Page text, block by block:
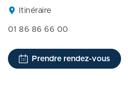
Itinéraire
01 86 86 66 00
Prendre rendez-vous